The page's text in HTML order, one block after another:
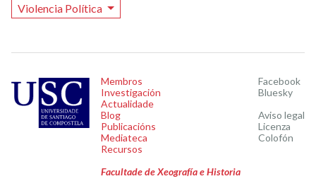
Violencia Política
Membros
Investigación
Actualidade
Blog
Publicacións
Mediateca
Recursos
Facebook
Bluesky
Aviso legal
Licenza
Colofón
Facultade de Xeografía e Historia